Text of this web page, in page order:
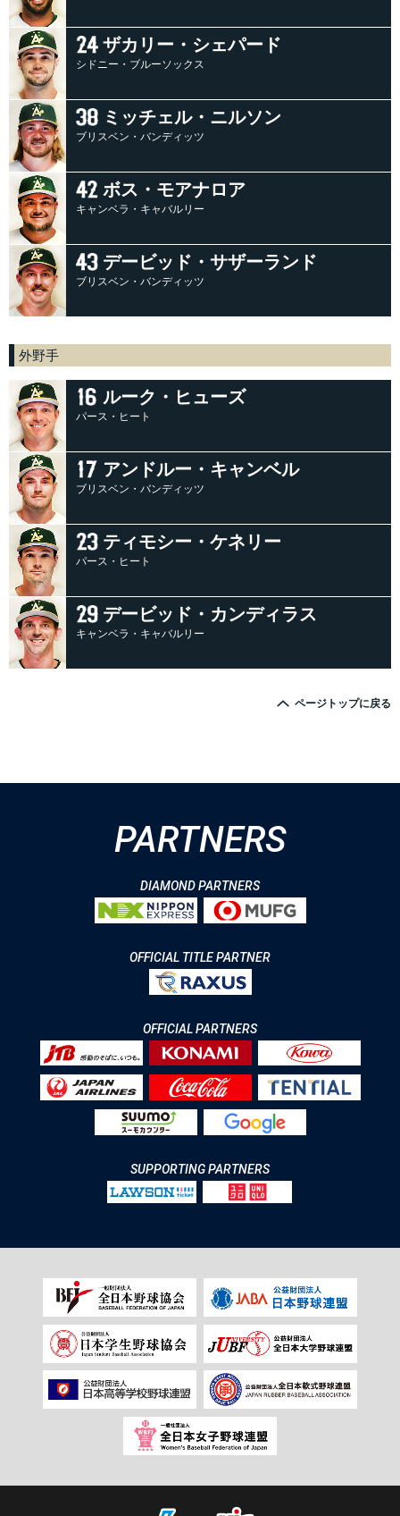
ザカリー・シェパード
シドニー・ブルーソックス
ミッチェル・ニルソン
ブリスベン・バンディッツ
ボス・モアナロア
キャンベラ・キャバルリー
デービッド・サザーランド
ブリスベン・バンディッツ
外野手
ルーク・ヒューズ
パース・ヒート
アンドルー・キャンベル
ブリスベン・バンディッツ
ティモシー・ケネリー
パース・ヒート
デービッド・カンディラス
キャンベラ・キャバルリー
ページトップに戻る
PARTNERS
DIAMOND PARTNERS
OFFICIAL TITLE PARTNER
OFFICIAL PARTNERS
SUPPORTING PARTNERS